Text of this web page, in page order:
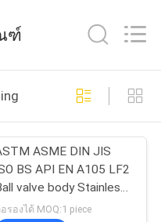
36
ฑ์
ASME DIN JIS
BS API EN A105 LF2
valve body Stainless
Forging
รองได้ MOQ:1 piece